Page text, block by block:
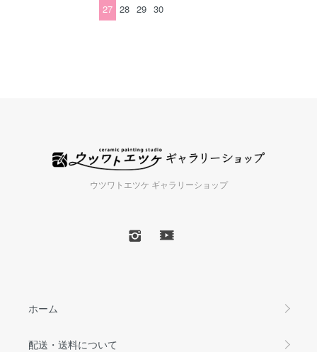
27 28 29 30
ウツワトエツケ ギャラリーショップ
ホーム
配送・送料について